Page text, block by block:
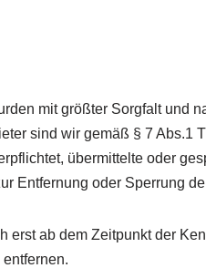
mit größter Sorgfalt und
sind wir gemäß § 7 Abs.1
übermittelte oder
Entfernung oder Sperrung
erst ab dem Zeitpunkt der